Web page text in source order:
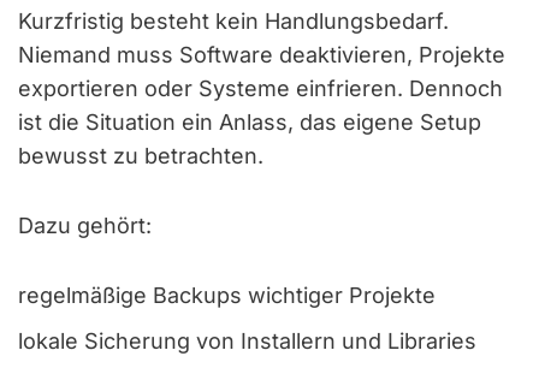
Kurzfristig besteht kein Handlungsbedarf.
Niemand muss Software deaktivieren, Projekte
exportieren oder Systeme einfrieren. Dennoch
ist die Situation ein Anlass, das eigene Setup
bewusst zu betrachten.
Dazu gehört:
regelmäßige Backups wichtiger Projekte
lokale Sicherung von Installern und Libraries